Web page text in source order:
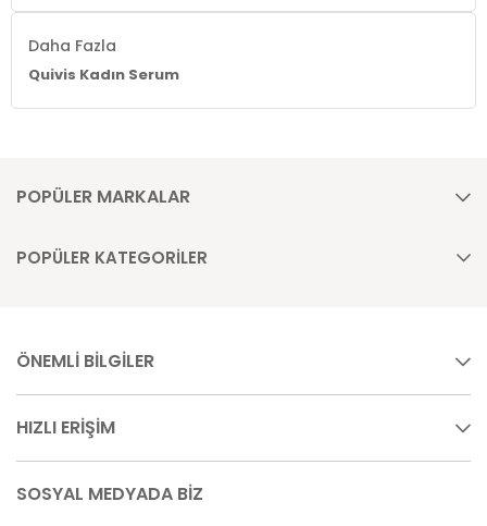
Daha Fazla
Quivis Kadın Serum
POPÜLER MARKALAR
POPÜLER KATEGORİLER
ÖNEMLİ BİLGİLER
HIZLI ERİŞİM
SOSYAL MEDYADA BİZ